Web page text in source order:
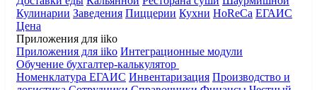
Кулинарии Заведения Пиццерии Кухни HoReCa ЕГАИС
Цена
Приложения для iiko
Приложения для iiko Интеграционные модули
Обучение бухгалтер-калькулятор
Номенклатура ЕГАИС Инвентаризация Производство и